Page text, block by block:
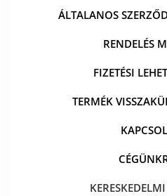
ÁLTALANOS
RENDELÉS
FIZETÉSI
TERMÉK